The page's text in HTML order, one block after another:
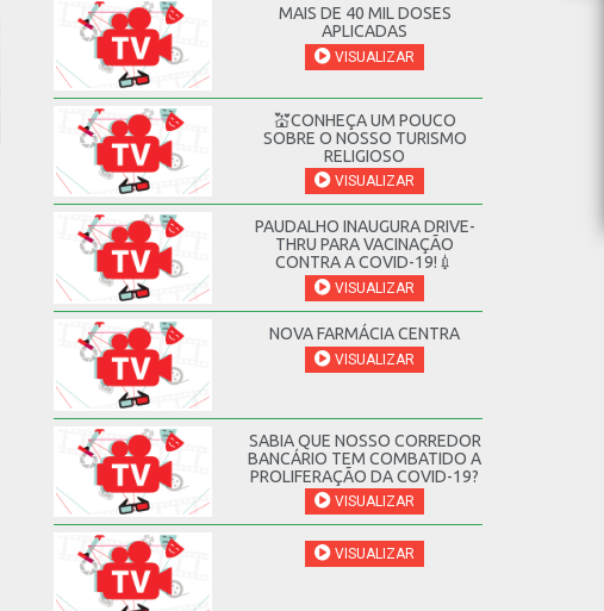
MAIS DE 40 MIL DOSES
APLICADAS
VISUALIZAR
💒CONHEÇA UM POUCO
SOBRE O NOSSO TURISMO
RELIGIOSO
VISUALIZAR
PAUDALHO INAUGURA DRIVE-
THRU PARA VACINAÇÃO
CONTRA A COVID-19!💉
VISUALIZAR
NOVA FARMÁCIA CENTRA
VISUALIZAR
SABIA QUE NOSSO CORREDOR
BANCÁRIO TEM COMBATIDO A
PROLIFERAÇÃO DA COVID-19?
VISUALIZAR
VISUALIZAR